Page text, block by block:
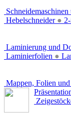
Hebelschneider ●
Laminierung und
Laminierfolien ●
Mappen, Folien